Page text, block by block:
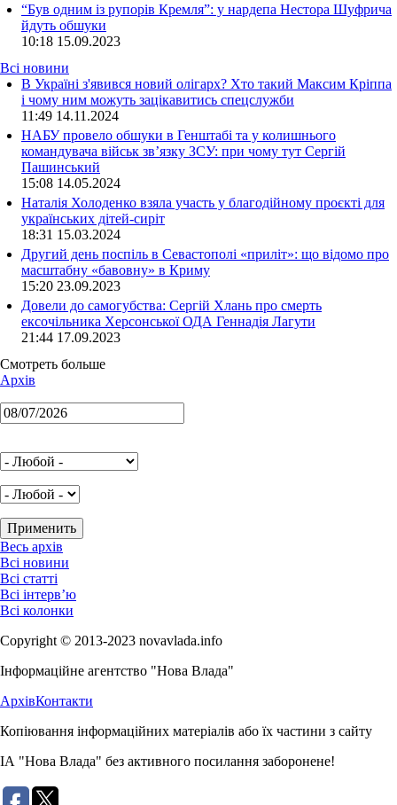
“Був одним із рупорів Кремля”: у нардепа Нестора Шуфрича
йдуть обшуки
10:18 15.09.2023
Всі новини
В Україні з'явився новий олігарх? Хто такий Максим Кріппа
і чому ним можуть зацікавитись спецслужби
11:49 14.11.2024
НАБУ провело обшуки в Генштабі та у колишнього
командувача військ зв’язку ЗСУ: при чому тут Сергій
Пашинський
15:08 14.05.2024
Наталія Холоденко взяла участь у благодійному проєкті для
українських дітей-сиріт
18:31 15.03.2024
Другий день поспіль в Севастополі «приліт»: що відомо про
масштабну «бавовну» в Криму
15:20 23.09.2023
Довели до самогубства: Сергій Хлань про смерть
ексочільника Херсонської ОДА Геннадія Лагути
21:44 17.09.2023
Смотреть больше
Архів
Весь архів
Всі новини
Всі статті
Всі інтерв’ю
Всі колонки
Copyright © 2013-2023 novavlada.info
Інформаційне агентство "Нова Влада"
АрхівКонтакти
Копіювання інформаційних матеріалів або їх частини з сайту
ІА "Нова Влада" без активного посилання заборонене!